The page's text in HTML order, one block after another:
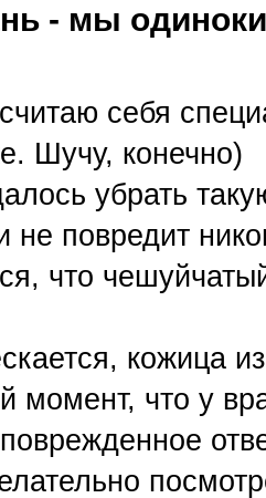
- мы
считаю себя
Шучу, конечно)
убрать
не повредит
что
кожица
момент, что у